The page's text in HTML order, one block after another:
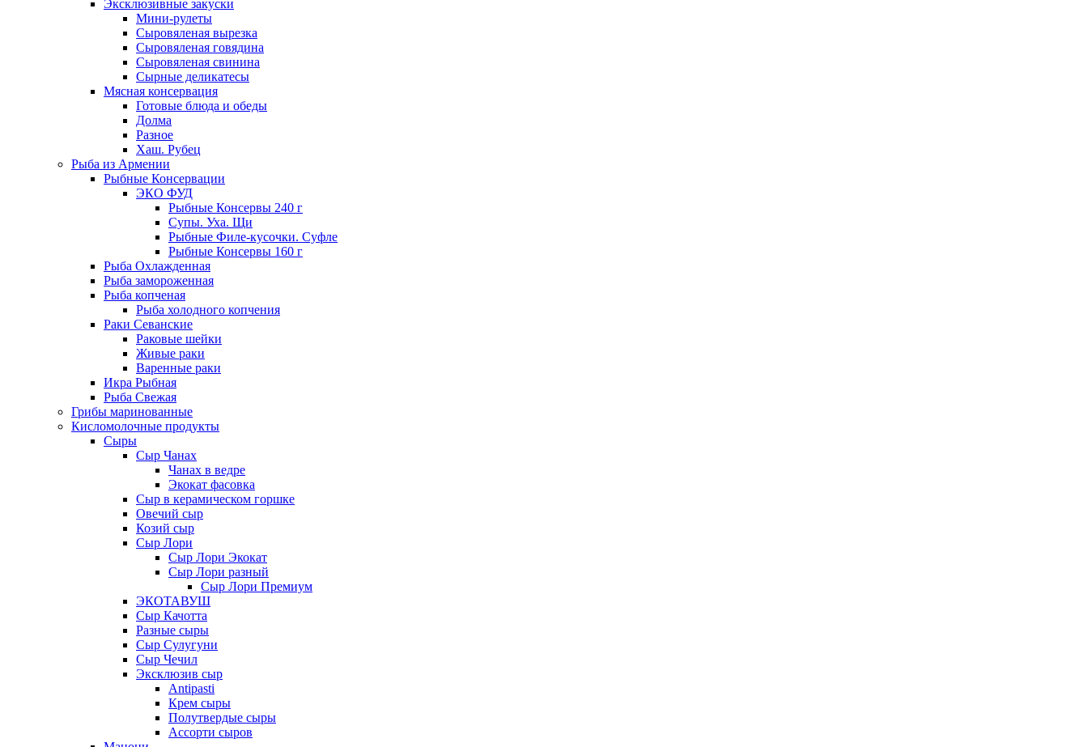
Эксклюзивные закуски
Мини-рулеты
Сыровяленая вырезка
Сыровяленая говядина
Сыровяленая свинина
Сырные деликатесы
Мясная консервация
Готовые блюда и обеды
Долма
Разное
Хаш. Рубец
Рыба из Армении
Рыбные Консервации
ЭКО ФУД
Рыбные Консервы 240 г
Супы. Уха. Щи
Рыбные Филе-кусочки. Суфле
Рыбные Консервы 160 г
Рыба Охлажденная
Рыба замороженная
Рыба копченая
Рыба холодного копчения
Раки Севанские
Раковые шейки
Живые раки
Варенные раки
Икра Рыбная
Рыба Свежая
Грибы маринованные
Кисломолочные продукты
Сыры
Сыр Чанах
Чанах в ведре
Экокат фасовка
Сыр в керамическом горшке
Овечий сыр
Козий сыр
Сыр Лори
Сыр Лори Экокат
Сыр Лори разный
Сыр Лори Премиум
ЭКОТАВУШ
Сыр Качотта
Разные сыры
Сыр Сулугуни
Сыр Чечил
Эксклюзив сыр
Antipasti
Крем сыры
Полутвердые сыры
Ассорти сыров